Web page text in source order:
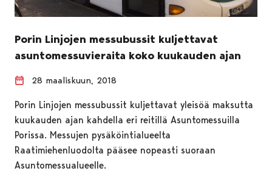
Porin Linjojen messubussit kuljettavat
asuntomessuvieraita koko kuukauden ajan
28 maaliskuun, 2018
Porin Linjojen messubussit kuljettavat yleisöä maksutta
kuukauden ajan kahdella eri reitillä Asuntomessuilla
Porissa. Messujen pysäköintialueelta
Raatimiehenluodolta pääsee nopeasti suoraan
Asuntomessualueelle.